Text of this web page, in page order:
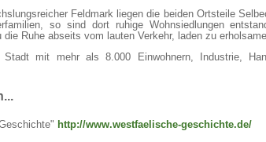
Feldmark liegen die beiden Ortsteile
so sind dort ruhige Wohnsiedlungen
Ruhe abseits vom lauten Verkehr, laden zu
mit mehr als 8.000 Einwohnern, Industrie,
http://www.westfaelische-geschichte.de/